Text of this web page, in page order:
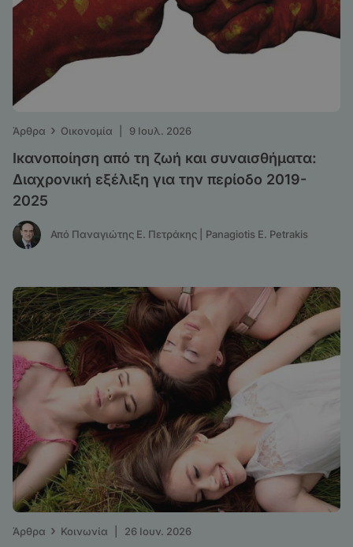
Άρθρα › Οικονομία 9 Ιουλ. 2026
Ικανοποίηση από τη ζωή και συναισθήματα:
Διαχρονική εξέλιξη για την περίοδο 2019-
2025
Από Παναγιώτης Ε. Πετράκης | Panagiotis E. Petrakis
Άρθρα › Κοινωνία 26 Ιουν. 2026